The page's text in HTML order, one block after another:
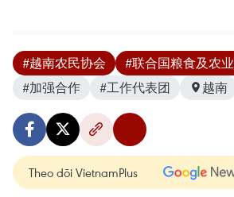
#越南农民协会
#联合国粮食及农
#加强合作
#工作代表团 越南
Theo dõi VietnamPlus